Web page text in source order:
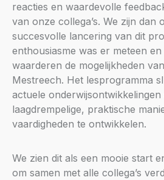
reacties en waardevolle
van onze collega’s. We zijn dan
succesvolle lancering van dit
enthousiasme was er meteen
waarderen de mogelijkheden
Mestreech. Het lesprogramma
actuele onderwijsontwikkelingen
laagdrempelige, praktische
vaardigheden te ontwikkelen.
We zien dit als een mooie start
om samen met alle collega’s